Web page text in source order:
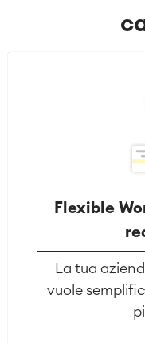
Flexible
La tua
vuole